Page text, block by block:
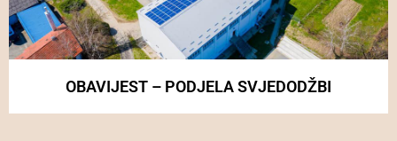
OBAVIJEST – PODJELA SVJEDODŽBI